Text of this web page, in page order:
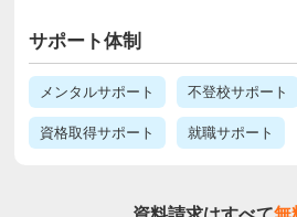
サポート体制
メンタルサポート 不登校サポート
資格取得サポート 就職サポート